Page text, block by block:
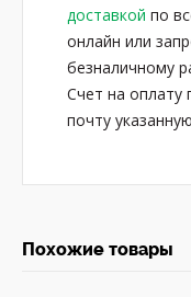
доставкой по
онлайн или
безналичному
Счет на оплату
почту
Похожие товары